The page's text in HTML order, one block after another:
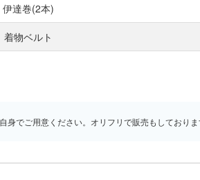
伊達巻(2本)
着物ベルト
身でご用意ください。オリフリで販売もしており